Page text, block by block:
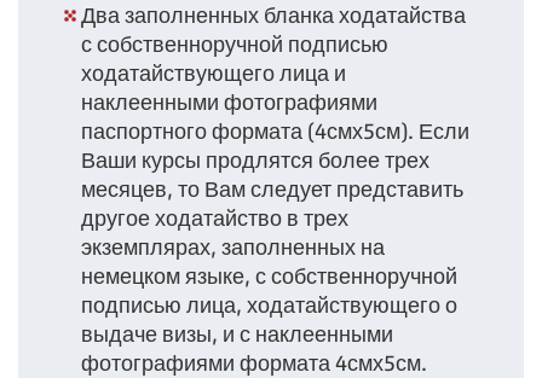
Два заполненных бланка ходатайства
с собственноручной подписью
ходатайствующего лица и
наклеенными фотографиями
паспортного формата (4смх5см). Если
Ваши курсы продлятся более трех
месяцев, то Вам следует представить
другое ходатайство в трех
экземплярах, заполненных на
немецком языке, с собственноручной
подписью лица, ходатайствующего о
выдаче визы, и с наклеенными
фотографиями формата 4смх5см.